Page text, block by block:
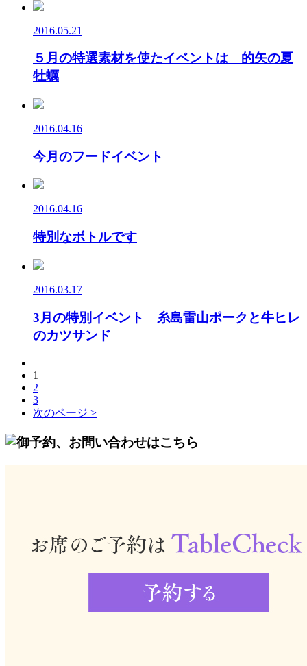
2016.05.21
５月の特選素材を使たイベントは 的矢の夏
牡蠣
2016.04.16
今月のフードイベント
2016.04.16
特別なボトルです
2016.03.17
3月の特別イベント 糸島雷山ポークと牛ヒレ
のカツサンド
1
2
3
次のページ >